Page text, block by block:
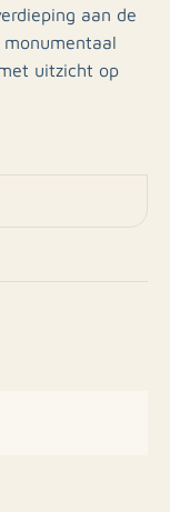
aan de
uitzicht op
en
te vragen.
g/w/e en